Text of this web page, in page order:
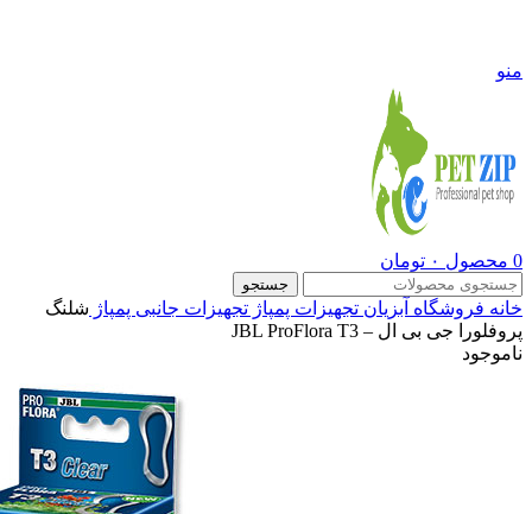
منو
0 محصول ۰ تومان
جستجو
خانه فروشگاه آبزیان تجهیزات پمپاژ تجهیزات جانبی پمپاژ شلنگ
پروفلورا جی بی ال – JBL ProFlora T3
ناموجود